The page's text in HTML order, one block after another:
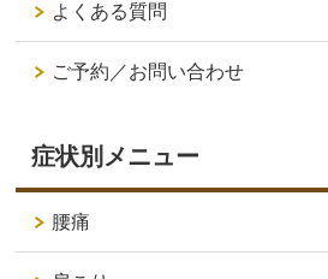
よくある質問
ご予約／お問い合わせ
症状別メニュー
腰痛